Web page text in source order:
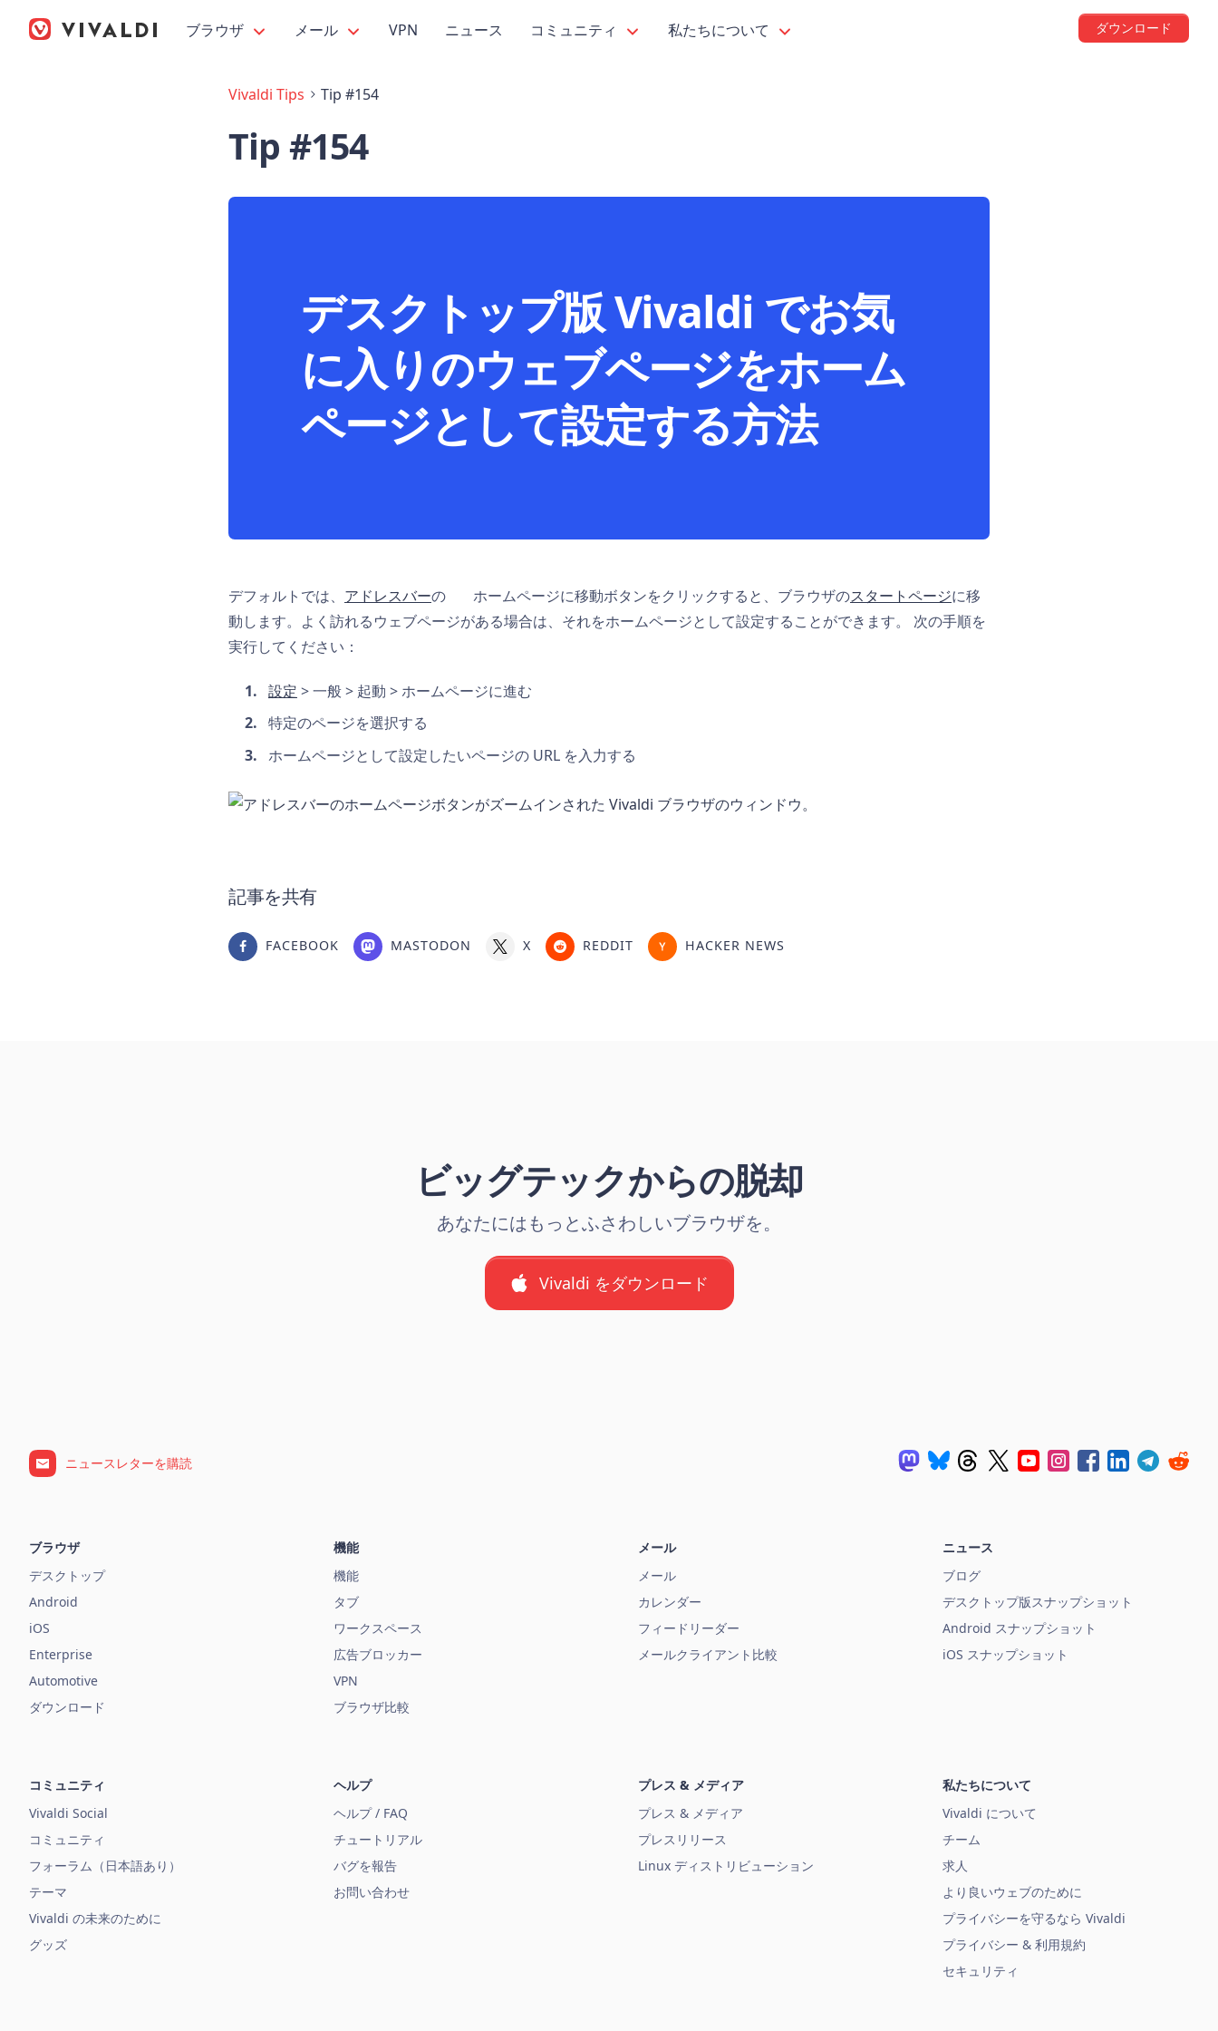
ブラウザ メール VPN ニュース コミュニティ 私たちについて ダウンロード
Vivaldi Tips Tip #154
Tip #154
デスクトップ版 Vivaldi でお気
に入りのウェブページをホーム
ページとして設定する方法
デフォルトでは、 アドレスバーの ホームページに移動ボタンをクリックすると、ブラウザのスタートページに移
動します。よく訪れるウェブページがある場合は、それをホームページとして設定することができます。 次の手順を
実行してください：
設定 > 一般 > 起動 > ホームページに進む
特定のページを選択する
ホームページとして設定したいページの URL を入力する
記事を共有
FACEBOOK MASTODON X REDDIT HACKER NEWS
ビッグテックからの脱却
あなたにはもっとふさわしいブラウザを。
Vivaldi をダウンロード
ニュースレターを購読
ブラウザ
デスクトップ
Android
iOS
Enterprise
Automotive
ダウンロード
機能
機能
タブ
ワークスペース
広告ブロッカー
VPN
ブラウザ比較
メール
メール
カレンダー
フィードリーダー
メールクライアント比較
ニュース
ブログ
デスクトップ版スナップショット
Android スナップショット
iOS スナップショット
コミュニティ
Vivaldi Social
コミュニティ
フォーラム（日本語あり）
テーマ
Vivaldi の未来のために
グッズ
ヘルプ
ヘルプ / FAQ
チュートリアル
バグを報告
お問い合わせ
プレス & メディア
プレス & メディア
プレスリリース
Linux ディストリビューション
私たちについて
Vivaldi について
チーム
求人
より良いウェブのために
プライバシーを守るなら Vivaldi
プライバシー & 利用規約
セキュリティ